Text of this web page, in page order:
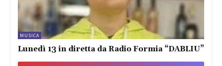
MUSICA
Lunedì 13 in diretta da Radio Formia “DABLIU”